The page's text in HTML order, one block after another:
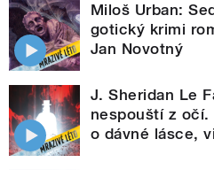
Miloš Urban:
gotický krimi
Jan Novotný
J. Sheridan Le
nespouští z očí.
o dávné lásce,